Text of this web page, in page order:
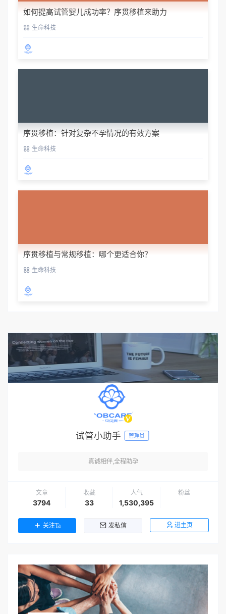
如何提高试管婴儿成功率？序贯移植来助力
生命科技
序贯移植：针对复杂不孕情况的有效方案
生命科技
序贯移植与常规移植：哪个更适合你？
生命科技
试管小助手 管理员
真诚相伴,全程助孕
文章
3794
收藏
33
人气
1,530,395
粉丝
关注Ta 发私信 进主页